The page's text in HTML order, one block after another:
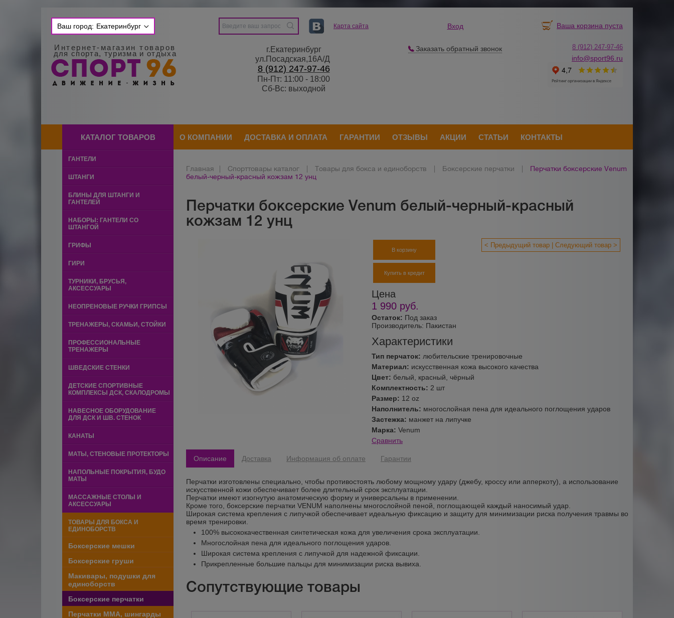
Ваш город: Екатеринбург
Интернет-магазин товаров
для спорта, туризма и отдыха
Карта сайта
г.Екатеринбург
ул.Посадская,16А/Д
8 (912) 247-97-46
Пн-Пт: 11:00 - 18:00
Сб-Вс: выходной
Вход
Заказать обратный звонок
Ваша корзина пуста
8 (912) 247-97-46
info@sport96.ru
КАТАЛОГ ТОВАРОВ О КОМПАНИИ ДОСТАВКА И ОПЛАТА ГАРАНТИИ ОТЗЫВЫ АКЦИИ СТАТЬИ КОНТАКТЫ
ГАНТЕЛИ
ШТАНГИ
БЛИНЫ ДЛЯ ШТАНГИ И
ГАНТЕЛЕЙ
НАБОРЫ: ГАНТЕЛИ СО
ШТАНГОЙ
ГРИФЫ
ГИРИ
ТУРНИКИ, БРУСЬЯ,
АКСЕССУАРЫ
НЕОПРЕНОВЫЕ РУЧКИ ГРИПСЫ
ТРЕНАЖЕРЫ, СКАМЬИ, СТОЙКИ
ПРОФЕССИОНАЛЬНЫЕ
ТРЕНАЖЕРЫ
ШВЕДСКИЕ СТЕНКИ
ДЕТСКИЕ СПОРТИВНЫЕ
КОМПЛЕКСЫ ДСК, СКАЛОДРОМЫ
НАВЕСНОЕ ОБОРУДОВАНИЕ
ДЛЯ ДСК И ШВ. СТЕНОК
КАНАТЫ
МАТЫ, СТЕНОВЫЕ ПРОТЕКТОРЫ
НАПОЛЬНЫЕ ПОКРЫТИЯ, БУДО
МАТЫ
МАССАЖНЫЕ СТОЛЫ И
АКСЕССУАРЫ
ТОВАРЫ ДЛЯ БОКСА И
ЕДИНОБОРСТВ
Боксерские мешки
Боксерские груши
Макивары, подушки для
единоборств
Боксерские перчатки
Перчатки ММА, шингарды
Главная Спорттовары каталог Товары для бокса и единоборств Боксерские перчатки
Перчатки боксерские Venum
белый-черный-красный кожзам 12 унц
Перчатки боксерские Venum белый-черный-красный
кожзам 12 унц
< Предыдущий товар Следующий товар >
Остаток: Под заказ
Производитель: Пакистан
Характеристики
Тип перчаток: любительские тренировочные
Материал: искусственная кожа высокого качества
Цвет: белый, красный, чёрный
Комплектность: 2 шт
Размер: 12 oz
Наполнитель: многослойная пена для идеального поглощения ударов
Застежка: манжет на липучке
Марка: Venum
Цена
1 990 руб.
В корзину
Купить в кредит
Сравнить
Описание Доставка Информация об оплате Гарантии
Перчатки изготовлены специально, чтобы противостоять любому мощному удару (джебу, кроссу или апперкоту), а использование
искусственной кожи обеспечивает более длительный срок эксплуатации.
Перчатки имеют изогнутую анатомическую форму и универсальны в применении.
Кроме того, боксерские перчатки VENUM наполнены многослойной пеной, поглощающей каждый наносимый удар.
Широкая система крепления с липучкой обеспечивает идеальную фиксацию и защиту для минимизации риска получения травмы во
время тренировки.
100% высококачественная синтетическая кожа для увеличения срока эксплуатации.
Многослойная пена для идеального поглощения ударов.
Широкая система крепления с липучкой для надежной фиксации.
Прикрепленные большие пальцы для минимизации риска вывиха.
Сопутствующие товары